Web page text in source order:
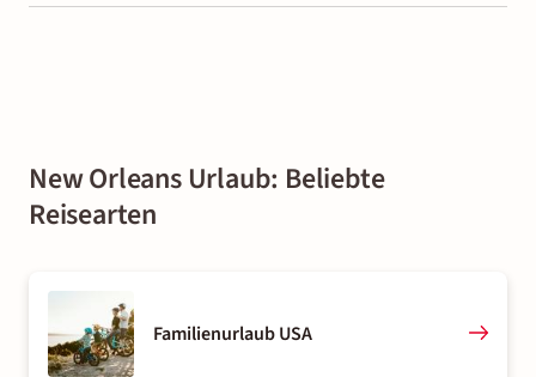
New Orleans Urlaub: Beliebte
Reisearten
Familienurlaub USA